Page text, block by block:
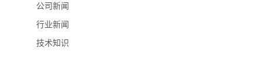
公司新闻
行业新闻
技术知识